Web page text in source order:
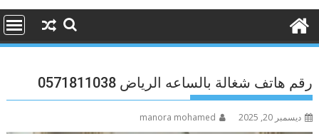
رقم هاتف شغالة بالساعه الرياض 0571811038
ديسمبر 20, 2025 manora mohamed